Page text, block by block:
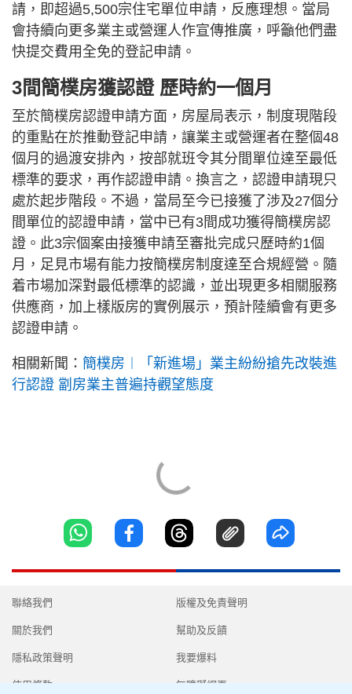
請，即超過5,500宗住宅單位申請，反應理想。當局
會持續向更多業主或營運人作宣傳推廣，呼籲他們盡
快提交費用全免的登記申請。
3間簡樸房獲認證 歷時約一個月
至於簡樸房認證申請方面，房屋局表示，制度現階段
的重點在於推動登記申請，讓業主或營運者在整個48
個月的過渡安排內，按部就班令其分間單位達至最低
標準的要求，再作認證申請。換言之，認證申請現只
處於起步階段。不過，當局至今已接獲了涉及27個分
間單位的認證申請，當中已有3間成功獲得簡樸房認
證。此3宗個案由接獲申請至審批完成只歷時約1個
月，足見市場有能力按簡樸房制度達至合規經營。隨
着市場加深對最低標準的認識，並出現更多相關服務
供應商，加上樣版房的實例展示，預計陸續會有更多
認證申請。
相關新聞： 簡樸房︱「新進場」業主紛紛搶先改裝進
行認證 劏房業主普遍持觀望態度
聯絡我們
關於我們
隱私政策聲明
使用條款
版權及免責聲明
幫助及反饋
我要爆料
無障礙網頁